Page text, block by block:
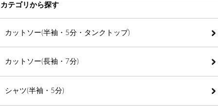
カテゴリから探す
カットソー(半袖・5分・タンクトップ)
カットソー(長袖・7分)
シャツ(半袖・5分)